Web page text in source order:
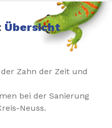
Übersicht
Zahn der Zeit und
bei der Sanierung
Neuss.